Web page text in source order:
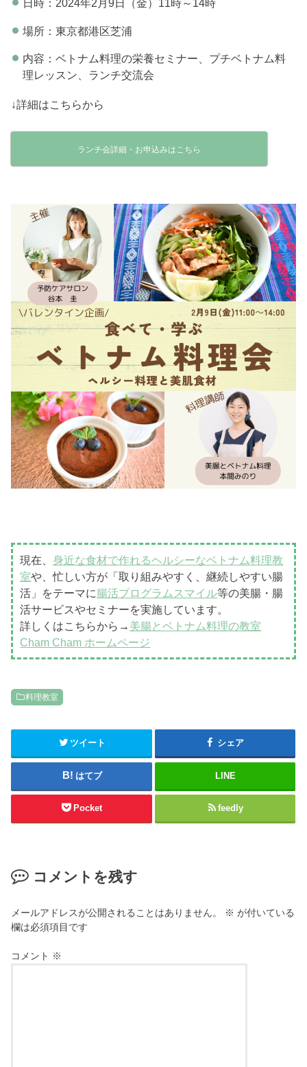
日時：2024年2月9日（金）11時～14時
場所：東京都港区芝浦
内容：ベトナム料理の栄養セミナー、プチベトナム料
理レッスン、ランチ交流会
↓詳細はこちらから
ランチ会詳細・お申込みはこちら
現在、身近な食材で作れるヘルシーなベトナム料理教
室や、忙しい方が「取り組みやすく、継続しやすい腸
活」をテーマに腸活プログラムスマイル等の美腸・腸
活サービスやセミナーを実施しています。
詳しくはこちらから→ 美腸とベトナム料理の教室
Cham Cham ホームページ
料理教室
ツイート シェア
はてブ LINE
Pocket feedly
コメントを残す
メールアドレスが公開されることはありません。 ※ が付いている
欄は必須項目です
コメント ※